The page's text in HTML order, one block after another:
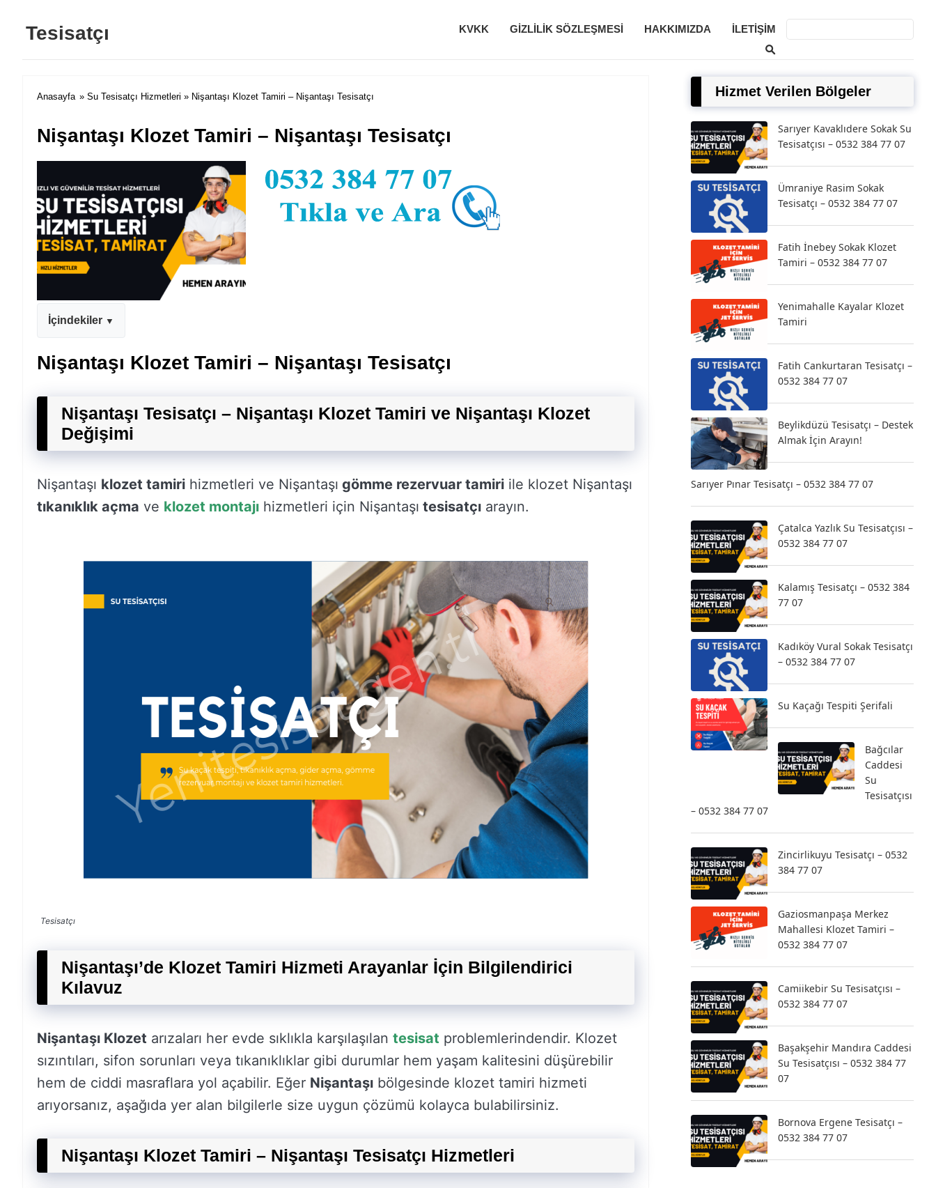
Tesisatçı KVKK GIZLILIK SÖZLEŞMESI HAKKIMIZDA İLETIŞIM
Anasayfa » Su Tesisatçı Hizmetleri » Nişantaşı Klozet Tamiri – Nişantaşı Tesisatçı
Nişantaşı Klozet Tamiri – Nişantaşı Tesisatçı
İçindekiler
Nişantaşı Klozet Tamiri – Nişantaşı Tesisatçı
Nişantaşı Tesisatçı – Nişantaşı Klozet Tamiri ve Nişantaşı Klozet
Değişimi
Nişantaşı klozet tamiri hizmetleri ve Nişantaşı gömme rezervuar tamiri ile klozet Nişantaşı
tıkanıklık açma ve klozet montajı hizmetleri için Nişantaşı tesisatçı arayın.
Tesisatçı
Nişantaşı’de Klozet Tamiri Hizmeti Arayanlar İçin Bilgilendirici
Kılavuz
Nişantaşı Klozet arızaları her evde sıklıkla karşılaşılan tesisat problemlerindendir. Klozet
sızıntıları, sifon sorunları veya tıkanıklıklar gibi durumlar hem yaşam kalitesini düşürebilir
hem de ciddi masraflara yol açabilir. Eğer Nişantaşı bölgesinde klozet tamiri hizmeti
arıyorsanız, aşağıda yer alan bilgilerle size uygun çözümü kolayca bulabilirsiniz.
Nişantaşı Klozet Tamiri – Nişantaşı Tesisatçı Hizmetleri
Hizmet Verilen Bölgeler
Sarıyer Kavaklıdere Sokak Su
Tesisatçısı – 0532 384 77 07
Ümraniye Rasim Sokak
Tesisatçı – 0532 384 77 07
Fatih İnebey Sokak Klozet
Tamiri – 0532 384 77 07
Yenimahalle Kayalar Klozet
Tamiri
Fatih Cankurtaran Tesisatçı –
0532 384 77 07
Beylikdüzü Tesisatçı – Destek
Almak İçin Arayın!
Sarıyer Pınar Tesisatçı – 0532 384 77 07
Çatalca Yazlık Su Tesisatçısı –
0532 384 77 07
Kalamış Tesisatçı – 0532 384
77 07
Kadıköy Vural Sokak Tesisatçı
– 0532 384 77 07
Su Kaçağı Tespiti Şerifali
Bağcılar
Caddesi
Su
Tesisatçısı
– 0532 384 77 07
Zincirlikuyu Tesisatçı – 0532
384 77 07
Gaziosmanpaşa Merkez
Mahallesi Klozet Tamiri –
0532 384 77 07
Camiikebir Su Tesisatçısı –
0532 384 77 07
Başakşehir Mandıra Caddesi
Su Tesisatçısı – 0532 384 77
07
Bornova Ergene Tesisatçı –
0532 384 77 07